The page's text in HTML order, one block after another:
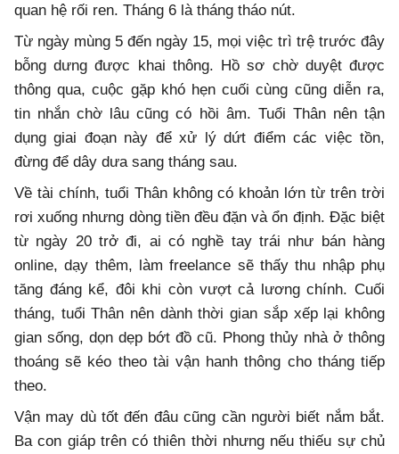
quan hệ rối ren. Tháng 6 là tháng tháo nút.
Từ ngày mùng 5 đến ngày 15, mọi việc trì trệ trước đây
bỗng dưng được khai thông. Hồ sơ chờ duyệt được
thông qua, cuộc gặp khó hẹn cuối cùng cũng diễn ra,
tin nhắn chờ lâu cũng có hồi âm. Tuổi Thân nên tận
dụng giai đoạn này để xử lý dứt điểm các việc tồn,
đừng để dây dưa sang tháng sau.
Về tài chính, tuổi Thân không có khoản lớn từ trên trời
rơi xuống nhưng dòng tiền đều đặn và ổn định. Đặc biệt
từ ngày 20 trở đi, ai có nghề tay trái như bán hàng
online, dạy thêm, làm freelance sẽ thấy thu nhập phụ
tăng đáng kể, đôi khi còn vượt cả lương chính. Cuối
tháng, tuổi Thân nên dành thời gian sắp xếp lại không
gian sống, dọn dẹp bớt đồ cũ. Phong thủy nhà ở thông
thoáng sẽ kéo theo tài vận hanh thông cho tháng tiếp
theo.
Vận may dù tốt đến đâu cũng cần người biết nắm bắt.
Ba con giáp trên có thiên thời nhưng nếu thiếu sự chủ